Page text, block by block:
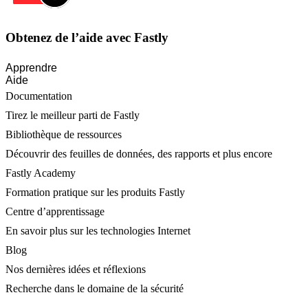
Obtenez de l’aide avec Fastly
Apprendre
Aide
Documentation
Tirez le meilleur parti de Fastly
Bibliothèque de ressources
Découvrir des feuilles de données, des rapports et plus encore
Fastly Academy
Formation pratique sur les produits Fastly
Centre d’apprentissage
En savoir plus sur les technologies Internet
Blog
Nos dernières idées et réflexions
Recherche dans le domaine de la sécurité